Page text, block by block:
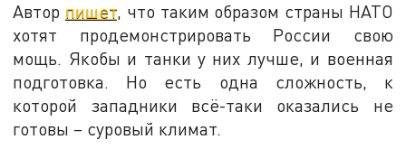
Автор пишет, что таким образом страны НАТО
хотят продемонстрировать России свою
мощь. Якобы и танки у них лучше, и военная
подготовка. Но есть одна сложность, к
которой западники всё-таки оказались не
готовы – суровый климат.